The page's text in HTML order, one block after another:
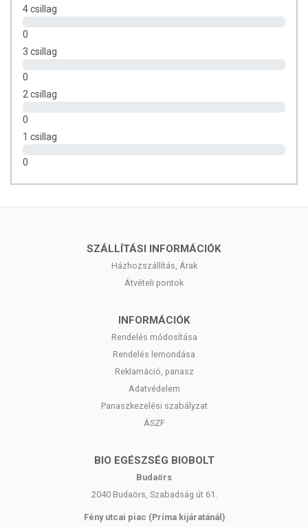
4 csillag
0
3 csillag
0
2 csillag
0
1 csillag
0
SZÁLLÍTÁSI INFORMÁCIÓK
Házhozszállítás, Árak
Átvételi pontok
INFORMÁCIÓK
Rendelés módosítása
Rendelés lemondása
Reklamáció, panasz
Adatvédelem
Panaszkezelési szabályzat
ÁSZF
BIO EGÉSZSÉG BIOBOLT
Budaörs
2040 Budaörs, Szabadság út 61.
Fény utcai piac (Príma kijáratánál)